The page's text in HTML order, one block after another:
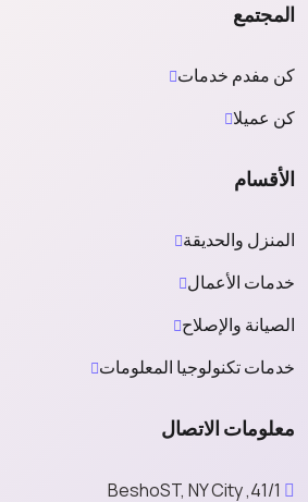
المجتمع
كن مفدم خدمات
كن عميلا
الأقسام
المنزل والحديقة
خدمات الأعمال
الصيانة والإصلاح
خدمات تكنولوجيا المعلومات
معلومات الاتصال